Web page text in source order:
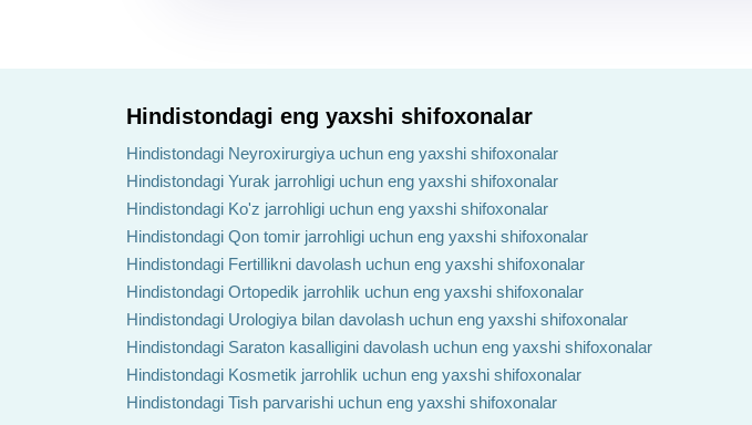
Hindistondagi eng yaxshi shifoxonalar
Hindistondagi Neyroxirurgiya uchun eng yaxshi shifoxonalar
Hindistondagi Yurak jarrohligi uchun eng yaxshi shifoxonalar
Hindistondagi Ko'z jarrohligi uchun eng yaxshi shifoxonalar
Hindistondagi Qon tomir jarrohligi uchun eng yaxshi shifoxonalar
Hindistondagi Fertillikni davolash uchun eng yaxshi shifoxonalar
Hindistondagi Ortopedik jarrohlik uchun eng yaxshi shifoxonalar
Hindistondagi Urologiya bilan davolash uchun eng yaxshi shifoxonalar
Hindistondagi Saraton kasalligini davolash uchun eng yaxshi shifoxonalar
Hindistondagi Kosmetik jarrohlik uchun eng yaxshi shifoxonalar
Hindistondagi Tish parvarishi uchun eng yaxshi shifoxonalar